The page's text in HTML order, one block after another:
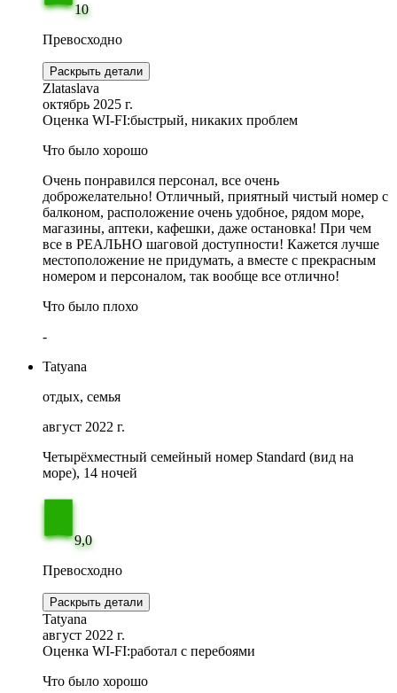
10
Превосходно
Раскрыть детали
Zlataslava
октябрь 2025 г.
Оценка WI-FI:быстрый, никаких проблем
Что было хорошо
Очень понравился персонал, все очень
доброжелательно! Отличный, приятный чистый номер с
балконом, расположение очень удобное, рядом море,
магазины, аптеки, кафешки, даже остановка! При чем
все в РЕАЛЬНО шаговой доступности! Кажется лучше
местоположение не придумать, а вместе с прекрасным
номером и персоналом, так вообще все отлично!
Что было плохо
-
Tatyana
отдых, семья
август 2022 г.
Четырёхместный семейный номер Standard (вид на
море), 14 ночей
9,0
Превосходно
Раскрыть детали
Tatyana
август 2022 г.
Оценка WI-FI:работал с перебоями
Что было хорошо